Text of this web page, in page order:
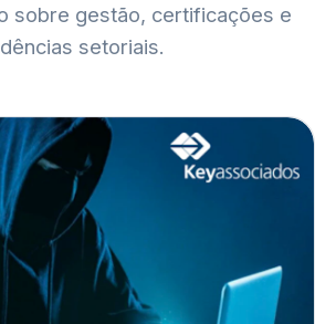
sobre gestão, certificações e
setoriais.